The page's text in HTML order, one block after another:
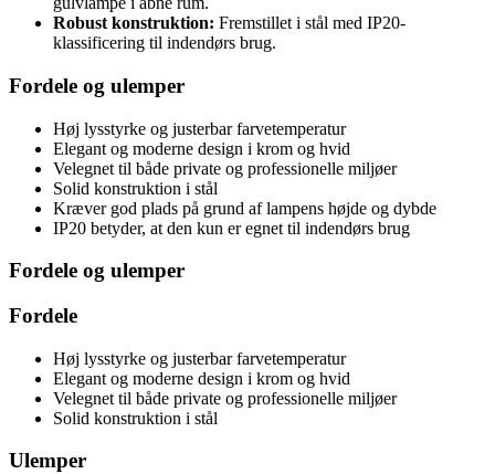
Robust konstruktion: Fremstillet i stål med IP20-
klassificering til indendørs brug.
Fordele og ulemper
Høj lysstyrke og justerbar farvetemperatur
Elegant og moderne design i krom og hvid
Velegnet til både private og professionelle miljøer
Solid konstruktion i stål
Kræver god plads på grund af lampens højde og dybde
IP20 betyder, at den kun er egnet til indendørs brug
Fordele og ulemper
Fordele
Høj lysstyrke og justerbar farvetemperatur
Elegant og moderne design i krom og hvid
Velegnet til både private og professionelle miljøer
Solid konstruktion i stål
Ulemper